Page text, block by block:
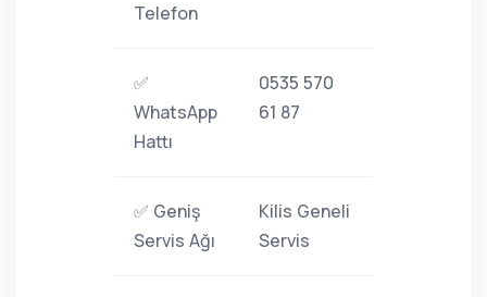
Telefon
✅
WhatsApp
Hattı
0535 570
61 87
✅ Geniş
Servis Ağı
Kilis Geneli
Servis